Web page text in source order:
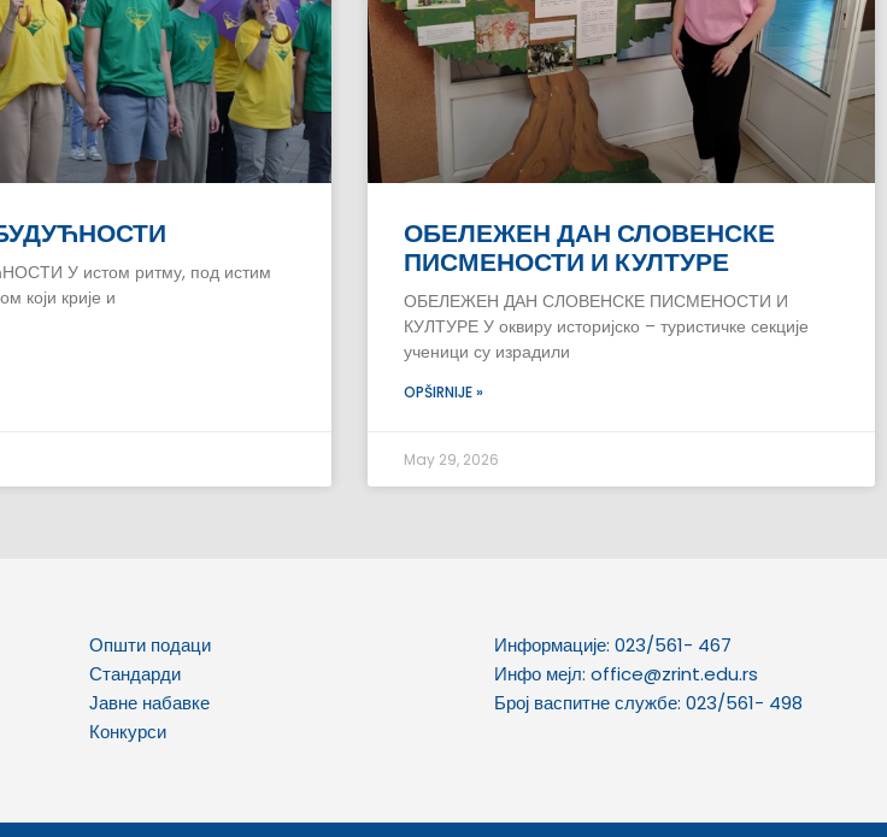
У истом ритму, под истим
који крије и
ОБЕЛЕЖЕН ДАН СЛОВЕНСКЕ
ПИСМЕНОСТИ И КУЛТУРЕ
ОБЕЛЕЖЕН ДАН СЛОВЕНСКЕ ПИСМЕНОСТИ И
КУЛТУРЕ У оквиру историјско – туристичке секције
ученици су израдили
OPŠIRNIJE »
May 29, 2026
Општи подаци
Стандарди
Јавне набавке
Конкурси
Информације: 023/561- 467
Инфо мејл: office@zrint.edu.rs
Број васпитне службе: 023/561- 498